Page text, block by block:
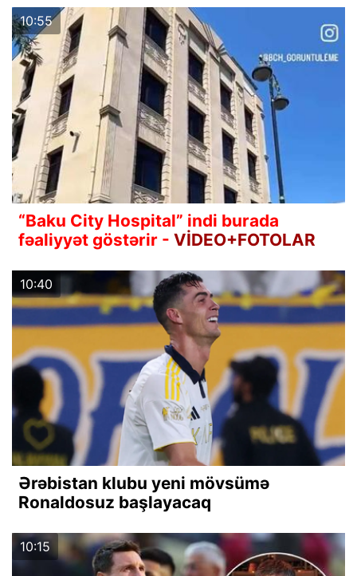
10:55
“Baku City Hospital” indi burada
fəaliyyət göstərir - VİDEO+FOTOLAR
10:40
Ərəbistan klubu yeni mövsümə
Ronaldosuz başlayacaq
10:15